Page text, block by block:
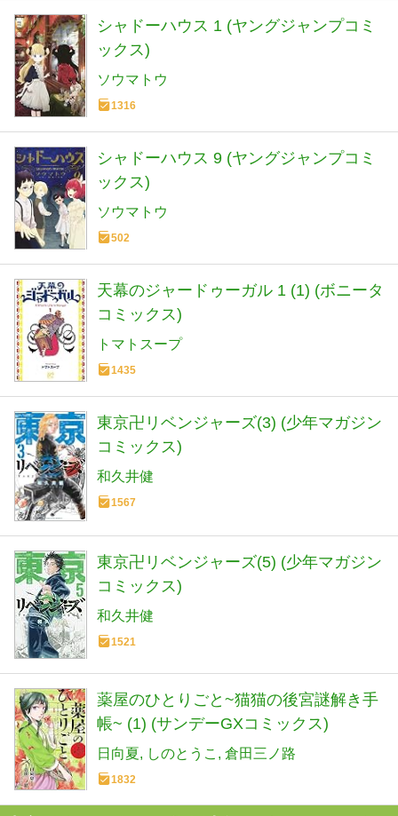
シャドーハウス 1 (ヤングジャンプコミ
ックス)
ソウマトウ
1316
シャドーハウス 9 (ヤングジャンプコミ
ックス)
ソウマトウ
502
天幕のジャードゥーガル 1 (1) (ボニータ
コミックス)
トマトスープ
1435
東京卍リベンジャーズ(3) (少年マガジン
コミックス)
和久井健
1567
東京卍リベンジャーズ(5) (少年マガジン
コミックス)
和久井健
1521
薬屋のひとりごと~猫猫の後宮謎解き手
帳~ (1) (サンデーGXコミックス)
日向夏 しのとうこ 倉田三ノ路
1832